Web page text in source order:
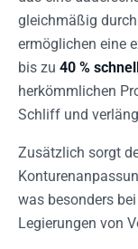
gleichmäßig
ermöglichen eine
bis zu 40 %
herkömmlichen
Schliff und
Zusätzlich sorgt
was besonders
Legierungen von